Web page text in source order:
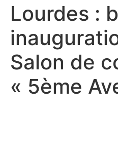
Lourdes :
Salon de
« 5ème